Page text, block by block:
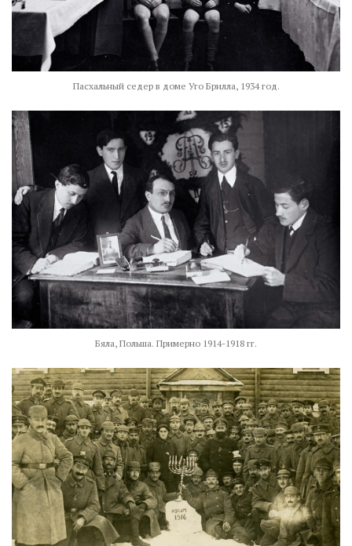
Пасхальный седер в доме Уго Брилла, 1934 год.
Бяла, Польша. Примерно 1914-1918 гг.